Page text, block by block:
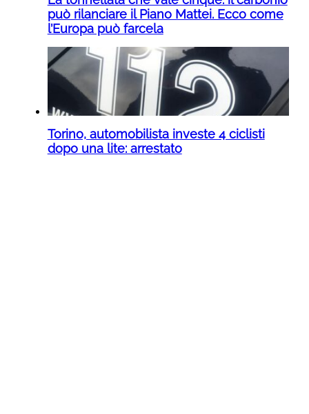
può rilanciare il Piano Mattei. Ecco come
l’Europa può farcela
Torino, automobilista investe 4 ciclisti
dopo una lite: arrestato